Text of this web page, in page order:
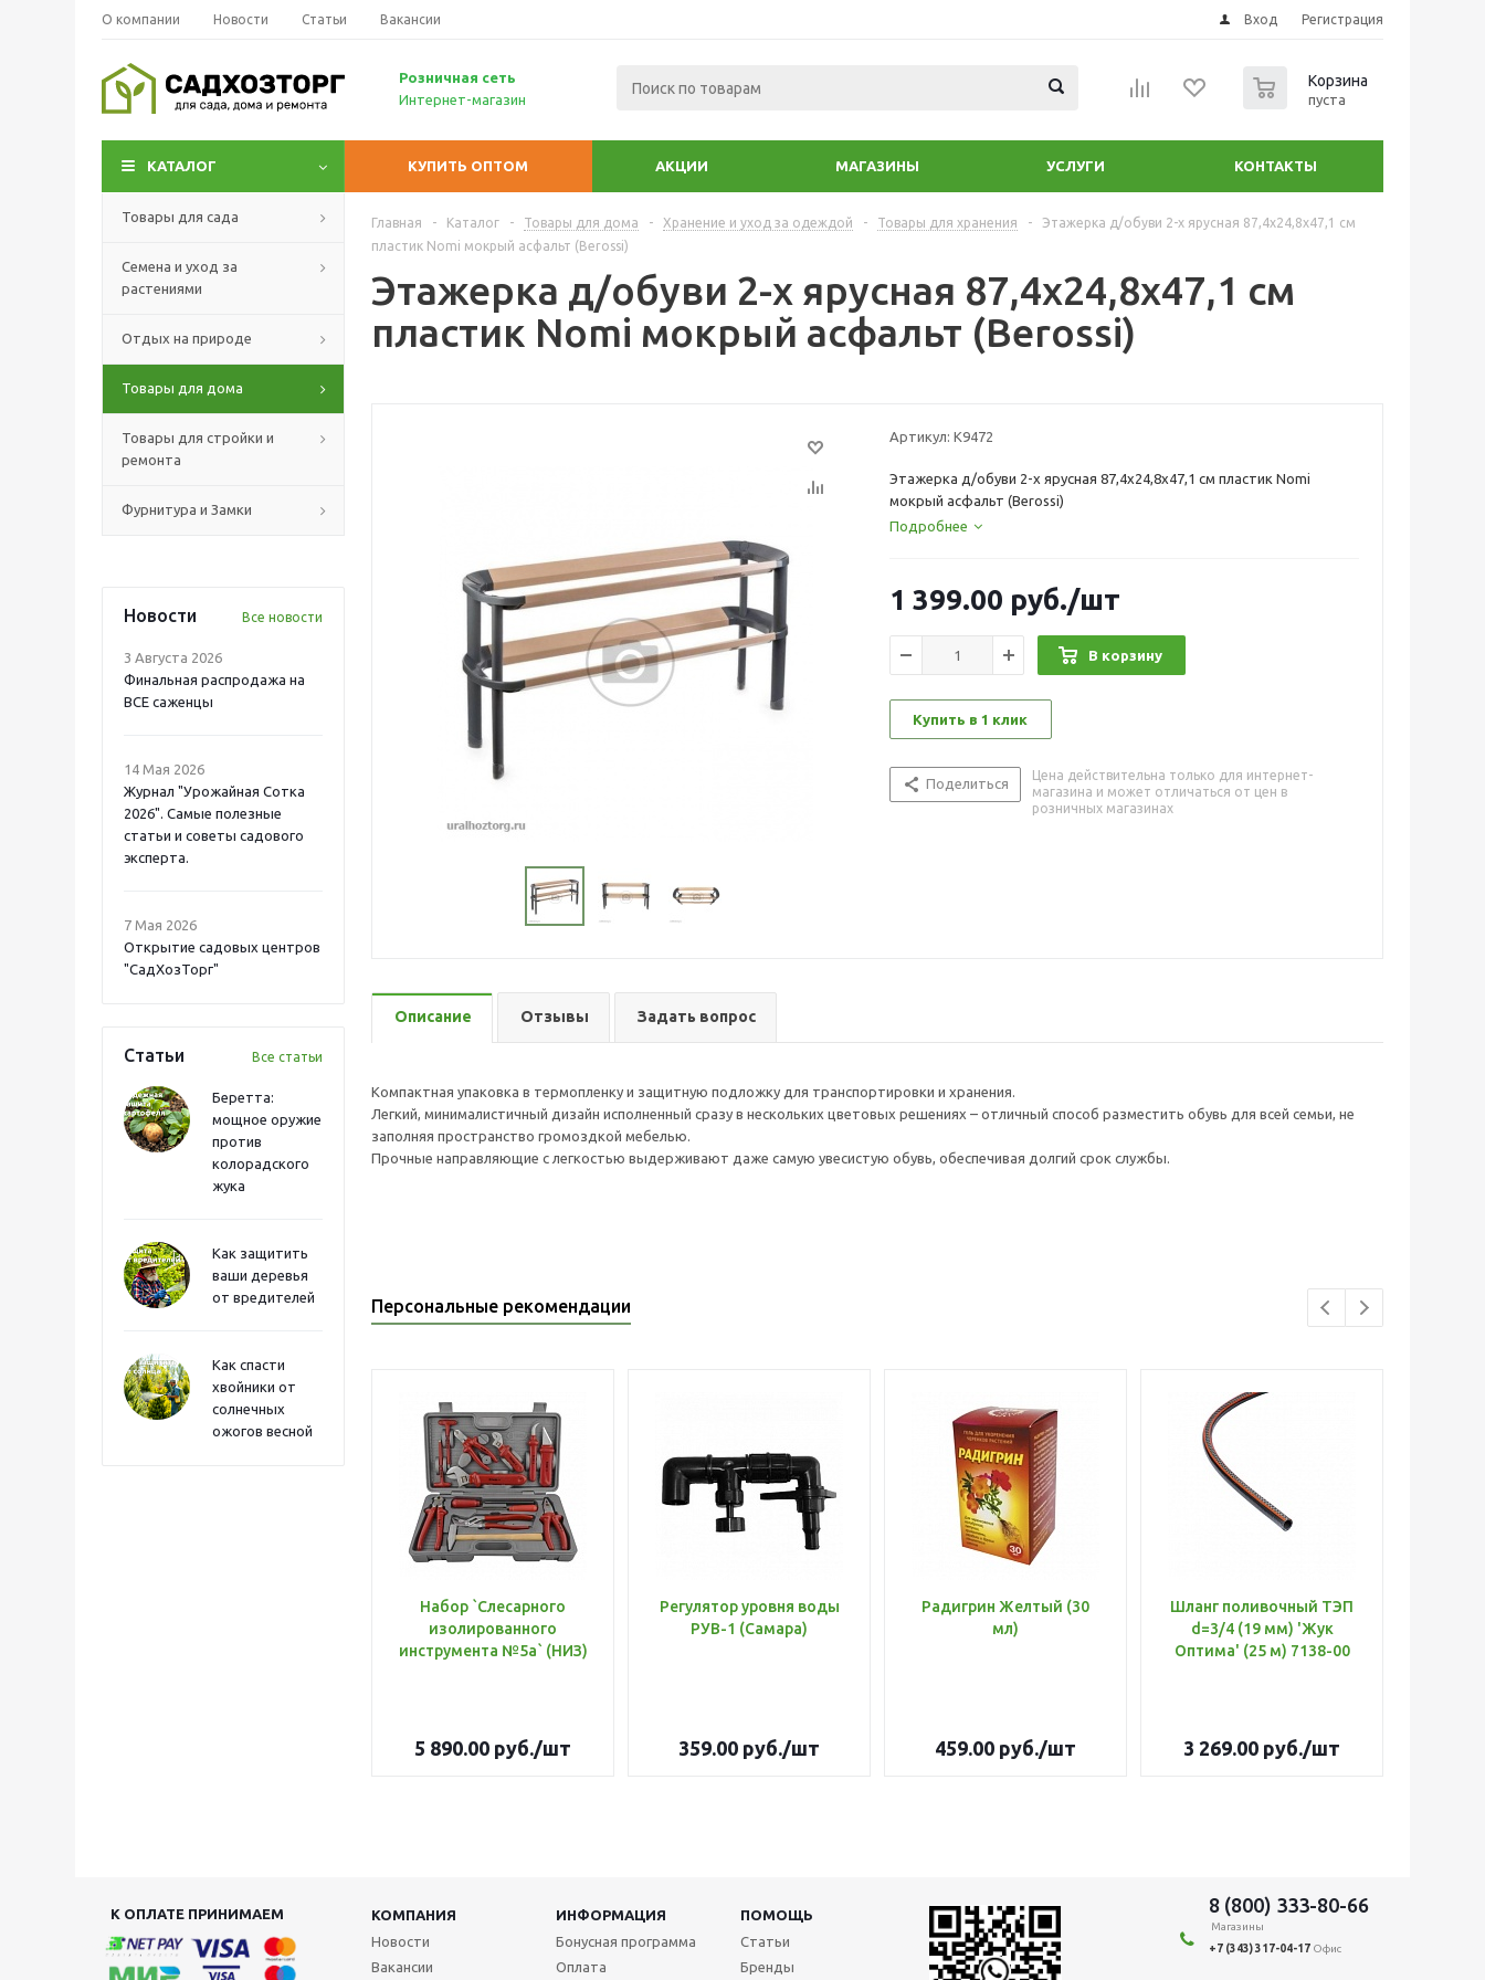
О компании Новости Статьи Вакансии Вход Регистрация
Розничная сеть
Интернет-магазин
Корзина
пуста
КАТАЛОГ КУПИТЬ ОПТОМ АКЦИИ МАГАЗИНЫ УСЛУГИ КОНТАКТЫ
Товары для сада
Семена и уход за
растениями
Отдых на природе
Товары для дома
Товары для стройки и
ремонта
Фурнитура и Замки
Новости Все новости
3 Августа 2026
Финальная распродажа на
ВСЕ саженцы
14 Мая 2026
Журнал "Урожайная Сотка
2026". Самые полезные
статьи и советы садового
эксперта.
7 Мая 2026
Открытие садовых центров
"СадХозТорг"
Статьи Все статьи
Беретта:
мощное оружие
против
колорадского
жука
Как защитить
ваши деревья
от вредителей
Как спасти
хвойники от
солнечных
ожогов весной
Главная - Каталог - Товары для дома - Хранение и уход за одеждой - Товары для хранения -
Этажерка д/обуви 2-х ярусная 87,4х24,8х47,1 см
пластик Nomi мокрый асфальт (Berossi)
Этажерка д/обуви 2-х ярусная 87,4х24,8х47,1 см
пластик Nomi мокрый асфальт (Berossi)
Артикул: К9472
Этажерка д/обуви 2-х ярусная 87,4х24,8х47,1 см пластик Nomi
мокрый асфальт (Berossi)
Подробнее
1 399.00 руб./шт
В корзину
Купить в 1 клик
Поделиться
Цена действительна только для интернет-
магазина и может отличаться от цен в
розничных магазинах
Описание Отзывы Задать вопрос
Компактная упаковка в термопленку и защитную подложку для транспортировки и хранения.
Легкий, минималистичный дизайн исполненный сразу в нескольких цветовых решениях – отличный способ разместить обувь для всей семьи, не
заполняя пространство громоздкой мебелью.
Прочные направляющие с легкостью выдерживают даже самую увесистую обувь, обеспечивая долгий срок службы.
Персональные рекомендации
Набор `Слесарного
изолированного
инструмента №5а` (НИЗ)
5 890.00 руб./шт
Регулятор уровня воды
РУВ-1 (Самара)
359.00 руб./шт
Радигрин Желтый (30
мл)
459.00 руб./шт
Шланг поливочный ТЭП
d=3/4 (19 мм) 'Жук
Оптима' (25 м) 7138-00
3 269.00 руб./шт
К ОПЛАТЕ ПРИНИМАЕМ КОМПАНИЯ ИНФОРМАЦИЯ
ПОМОЩЬ
Новости
Вакансии
Бонусная программа
Оплата
Статьи
Бренды
8 (800) 333-80-66
Магазины
+7 (343) 317-04-17 Офис